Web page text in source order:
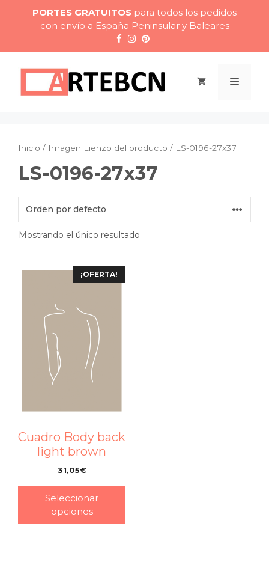
contenido
PORTES GRATUITOS para todos los pedidos
con envío a España Peninsular y Baleares
Menú
Inicio / Imagen Lienzo del producto / LS-0196-27x37
LS-0196-27x37
Mostrando el único resultado
¡OFERTA!
Cuadro Body back
light brown
31,05€
Seleccionar
opciones